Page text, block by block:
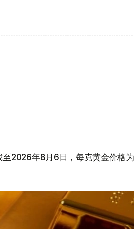
至2026年8月6日，每克黄金价格为